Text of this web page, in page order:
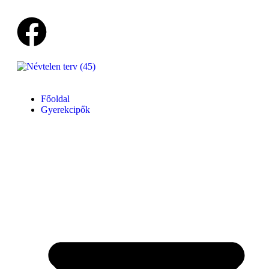
Főoldal
Gyerekcipők